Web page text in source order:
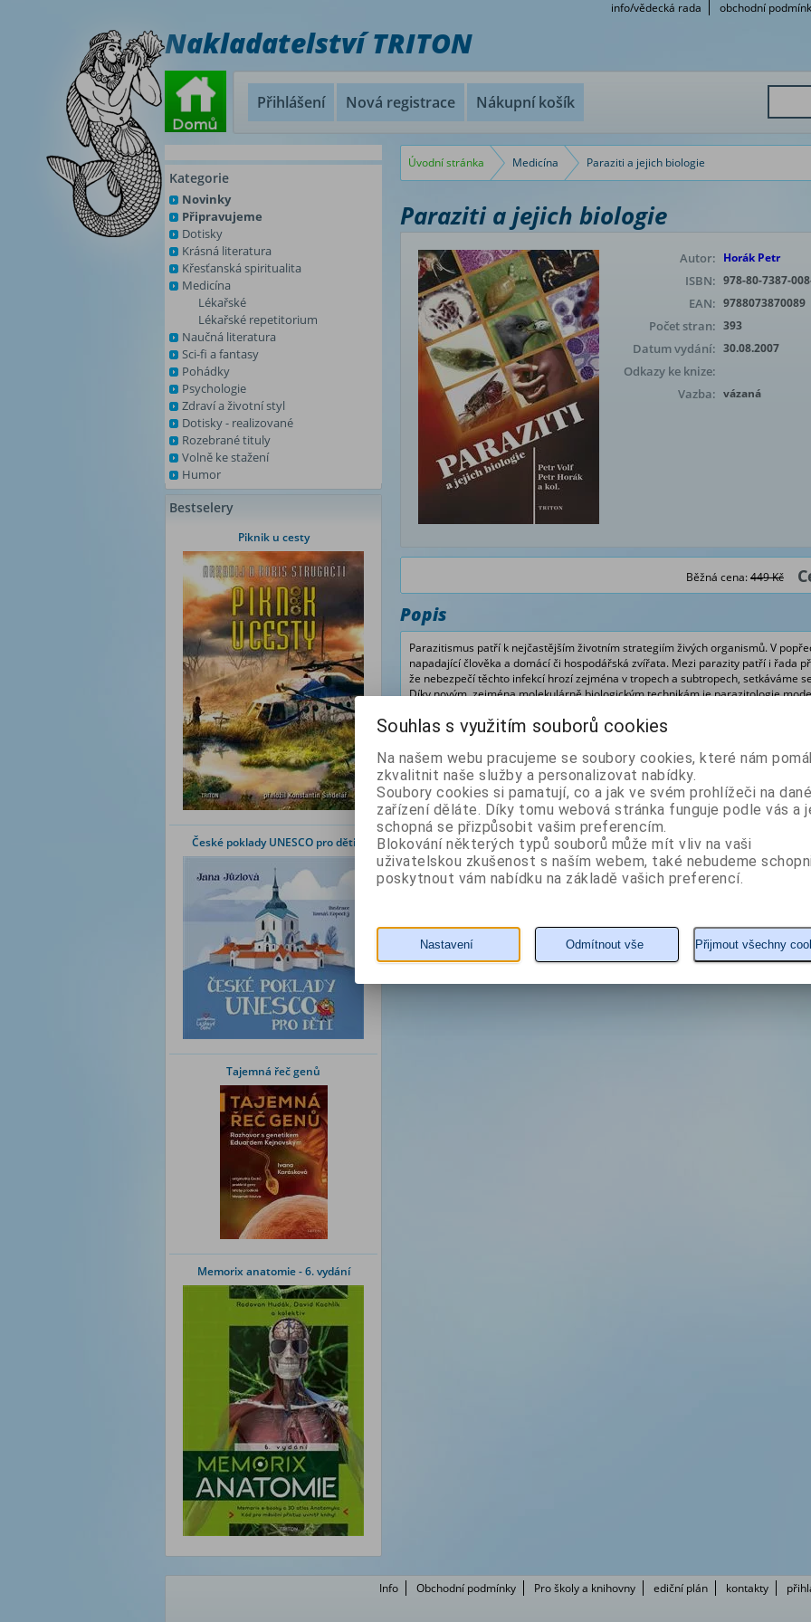
info/vědecká rada obchodní
Nakladatelství TRITON
Přihlášení Nová registrace Nákupní košík
Kategorie
Novinky
Připravujeme
Dotisky
Krásná literatura
Křesťanská spiritualita
Medicína
Lékařské
Lékařské repetitorium
Naučná literatura
Sci-fi a fantasy
Pohádky
Psychologie
Zdraví a životní styl
Dotisky - realizované
Rozebrané tituly
Volně ke stažení
Humor
Bestselery
Piknik u cesty
České poklady UNESCO pro děti
Tajemná řeč genů
Memorix anatomie - 6. vydání
Úvodní stránka Medicína Paraziti a jejich biologie
Paraziti a jejich biologie
Autor: Horák Petr
ISBN: 978-80-7387-
EAN: 9788073870089
Počet stran: 393
Datum vydání: 30.08.2007
Odkazy ke knize:
Vazba: vázaná
Běžná cena:449 Kč
Popis
Parazitismus patří k nejčastějším životním strategiím živých organismů. V
napadající člověka a domácí či hospodářská zvířata. Mezi parazity patří i řada
že nebezpečí těchto infekcí hrozí zejména v tropech a subtropech, setkáváme
Díky novým, zejména molekulárně biologickým technikám je parazitologie
učebnice základů tohoto oboru je zaměřena především na biologii parazitů
interakce parazita s hostitelem), s nezbytnými základními informacemi o
Info Obchodní podmínky Pro školy a knihovny ediční plán kontakty
Souhlas s využitím souborů cookies
Na našem webu pracujeme se soubory cookies, které nám
zkvalitnit naše služby a personalizovat nabídky.
Soubory cookies si pamatují, co a jak ve svém prohlížeči na
zařízení děláte. Díky tomu webová stránka funguje podle vás a
schopná se přizpůsobit vašim preferencím.
Blokování některých typů souborů může mít vliv na vaši
uživatelskou zkušenost s naším webem, také nebudeme schopni
poskytnout vám nabídku na základě vašich preferencí.
Nastavení Odmítnout vše Přijmout všechny